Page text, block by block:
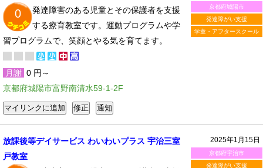
京都府城陽市
発達障がい支援
学童・アフタースクール
0
発達障害のある児童とその保護者を支援
する療育教室です。運動プログラムや学
習プログラムで、笑顔とやる気を育てます。
月謝 0 円～
京都府城陽市富野南清水59-1-2F
2025年1月15日
京都府宇治市
発達障がい支援
放課後等デイサービス わいわいプラス 宇治三室
戸教室